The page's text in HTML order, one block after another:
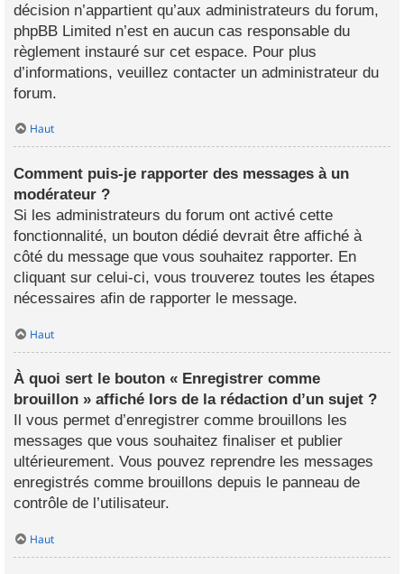
décision n’appartient qu’aux administrateurs du forum,
phpBB Limited n’est en aucun cas responsable du
règlement instauré sur cet espace. Pour plus
d’informations, veuillez contacter un administrateur du
forum.
Haut
Comment puis-je rapporter des messages à un
modérateur ?
Si les administrateurs du forum ont activé cette
fonctionnalité, un bouton dédié devrait être affiché à
côté du message que vous souhaitez rapporter. En
cliquant sur celui-ci, vous trouverez toutes les étapes
nécessaires afin de rapporter le message.
Haut
À quoi sert le bouton « Enregistrer comme
brouillon » affiché lors de la rédaction d’un sujet ?
Il vous permet d’enregistrer comme brouillons les
messages que vous souhaitez finaliser et publier
ultérieurement. Vous pouvez reprendre les messages
enregistrés comme brouillons depuis le panneau de
contrôle de l’utilisateur.
Haut